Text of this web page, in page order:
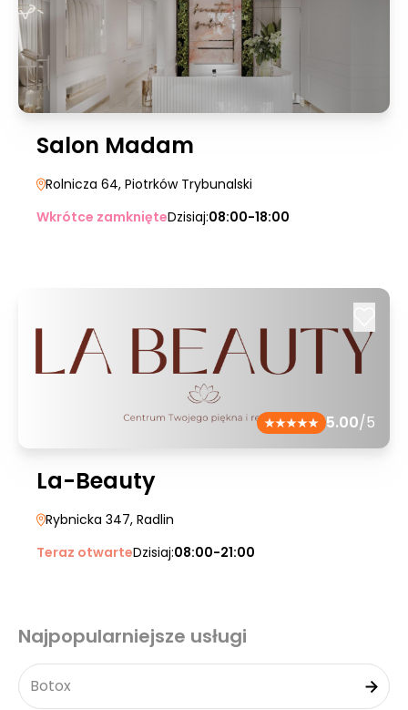
Salon Madam
Rolnicza 64, Piotrków Trybunalski
Wkrótce zamknięteDzisiaj:08:00-18:00
5.00/5
La-Beauty
Rybnicka 347, Radlin
Teraz otwarteDzisiaj:08:00-21:00
Najpopularniejsze usługi
Botox